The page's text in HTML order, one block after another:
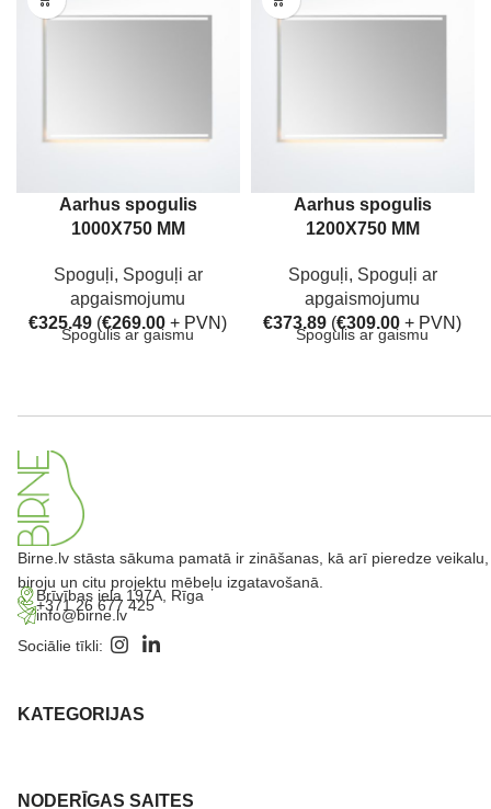
Aarhus spogulis
1000X750 MM
Spoguļi, Spoguļi ar
apgaismojumu
€325.49 (€269.00 + PVN)
Spogulis ar gaismu
Aarhus spogulis
1200X750 MM
Spoguļi, Spoguļi ar
apgaismojumu
€373.89 (€309.00 + PVN)
Spogulis ar gaismu
Birne.lv stāsta sākuma pamatā ir zināšanas, kā arī pieredze veikalu,
biroju un citu projektu mēbeļu izgatavošanā.
Brīvības iela 197A, Rīga
+371 26 677 425
info@birne.lv
Sociālie tīkli:
KATEGORIJAS
NODERĪGAS SAITES